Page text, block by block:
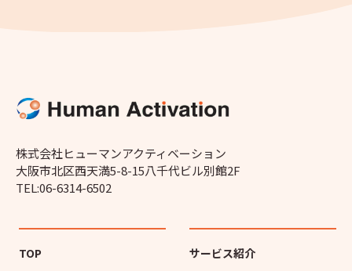
株式会社ヒューマンアクティベーション
大阪市北区西天満5-8-15八千代ビル別館2F
TEL:06-6314-6502
TOP サービス紹介